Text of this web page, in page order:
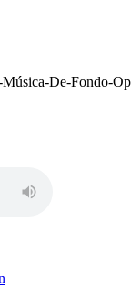
De-Fondo-